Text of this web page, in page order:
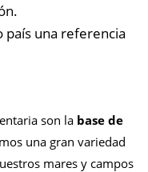
país una referencia
son la base de
una gran variedad
mares y campos